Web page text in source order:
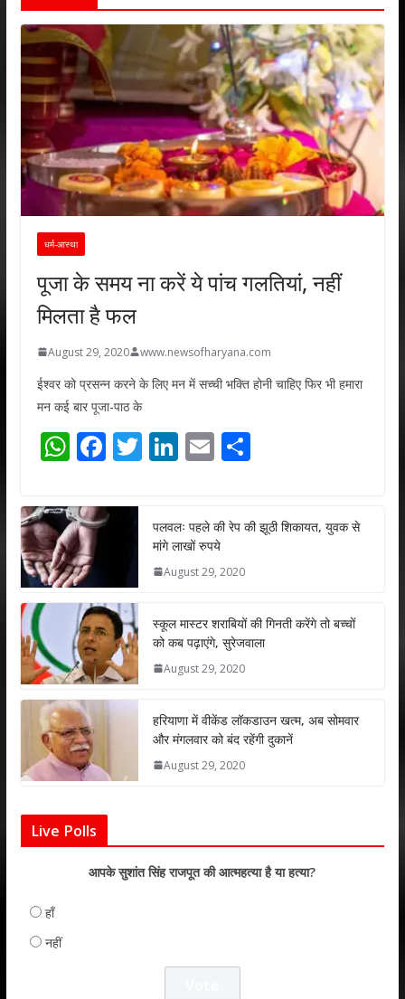
धर्म-आस्था
पूजा के समय ना करें ये पांच गलतियां, नहीं
मिलता है फल
August 29, 2020 www.newsofharyana.com
ईश्वर को प्रसन्न करने के लिए मन में सच्ची भक्ति होनी चाहिए फिर भी हमारा
मन कई बार पूजा-पाठ के
W
at
s
A
p
p
F
e
b
o
k
T
er
Li
e
dI
n
E
l
S
e
पलवलः पहले की रेप की झूठी शिकायत, युवक से
मांगे लाखों रुपये
August 29, 2020
स्कूल मास्टर शराबियों की गिनती करेंगे तो बच्चों
को कब पढ़ाएंगे, सुरेजवाला
August 29, 2020
हरियाणा में वीकेंड लॉकडाउन खत्म, अब सोमवार
और मंगलवार को बंद रहेंगी दुकानें
August 29, 2020
Live Polls
आपके सुशांत सिंह राजपूत की आत्महत्या है या हत्या?
हाँ
नहीं